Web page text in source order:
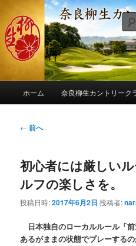
ン
コ
ン
へ
奈良柳生カント
ブログ
季節の話題、クラブの出来事、コ
筆、喜怒哀楽などを気まぐれに発信
ホーム 奈良柳生カントリーク
投
ビ
ゲ
ー
シ
← 前へ
初心者には厳しい
ルフの楽しさを。
投稿日時:2017年6月2日 投稿者:
日本独自のローカルルール「
あるがままの状態でプレーする